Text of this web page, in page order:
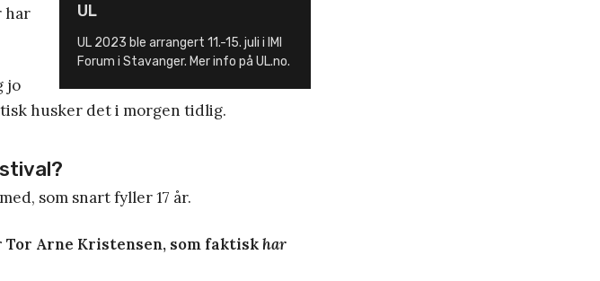
UL
UL 2023 ble arrangert 11.-15. juli i IMI
Forum i Stavanger. Mer info på UL.no.
har
jo
husker det i morgen tidlig.
som snart fyller 17 år.
Arne Kristensen, som faktiskhar